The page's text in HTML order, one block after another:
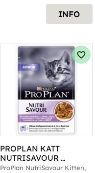
INFO
i favoriter
PROPLAN KATT
NUTRISAVOUR
JUNIOR TURKEY 10-P
ProPlan NutriSavour Kitten,